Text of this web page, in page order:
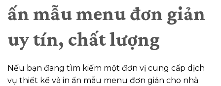
ấn mẫu menu đơn giản
uy tín, chất lượng
Nếu bạn đang tìm kiếm một đơn vị cung cấp dịch
vụ thiết kế và in ấn mẫu menu đơn giản cho nhà